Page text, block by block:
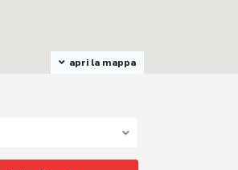
apri la mappa